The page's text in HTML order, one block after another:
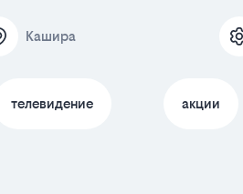
Кашира
телевидение акции